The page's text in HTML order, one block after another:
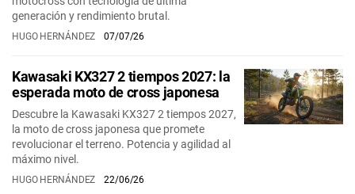
generación y rendimiento brutal.
HUGO HERNÁNDEZ 07/07/26
Kawasaki KX327 2 tiempos 2027: la
esperada moto de cross japonesa
Descubre la Kawasaki KX327 2 tiempos 2027,
la moto de cross japonesa que promete
revolucionar el terreno. Potencia y agilidad al
máximo nivel.
HUGO HERNÁNDEZ 22/06/26